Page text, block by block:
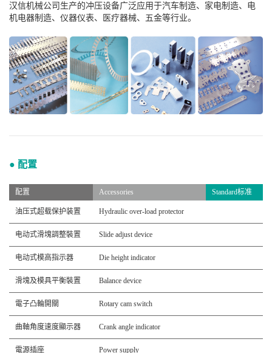
汉信机械公司生产的冲压设备广泛应用于汽车制造、家电制造、电
机电器制造、仪器仪表、医疗器械、五金等行业。
● 配置
配置 Accessories Standard标准
油压式超载保护装置 Hydraulic over-load protector
电动式滑塊調整裝置 Slide adjust device
电动式模高指示器 Die height indicator
滑塊及模具平衡裝置 Balance device
電子凸輪開關 Rotary cam switch
曲軸角度速度顯示器 Crank angle indicator
電源插座 Power supply